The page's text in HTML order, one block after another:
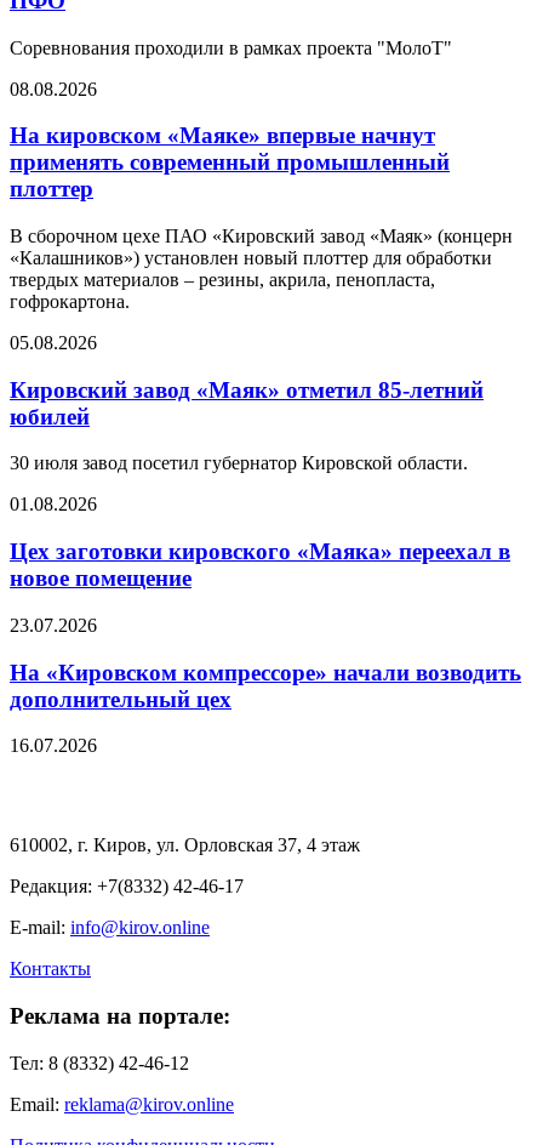
Соревнования проходили в рамках проекта "МолоТ"
08.08.2026
На кировском «Маяке» впервые начнут
применять современный промышленный
плоттер
В сборочном цехе ПАО «Кировский завод «Маяк» (концерн
«Калашников») установлен новый плоттер для обработки
твердых материалов – резины, акрила, пенопласта,
гофрокартона.
05.08.2026
Кировский завод «Маяк» отметил 85-летний
юбилей
30 июля завод посетил губернатор Кировской области.
01.08.2026
Цех заготовки кировского «Маяка» переехал в
новое помещение
23.07.2026
На «Кировском компрессоре» начали возводить
дополнительный цех
16.07.2026
610002, г. Киров, ул. Орловская 37, 4 этаж
Редакция: +7(8332) 42-46-17
E-mail: info@kirov.online
Контакты
Реклама на портале:
Тел: 8 (8332) 42-46-12
Email: reklama@kirov.online